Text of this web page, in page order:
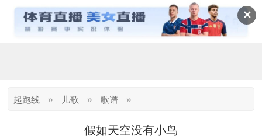
✕
起跑线 » 儿歌 » 歌谱 »
假如天空没有小鸟